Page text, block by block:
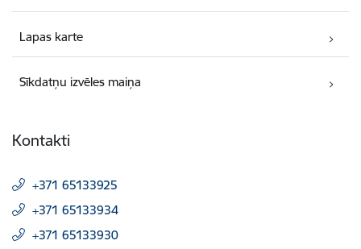
Lapas karte
Sīkdatņu izvēles maiņa
Kontakti
+371 65133925
+371 65133934
+371 65133930